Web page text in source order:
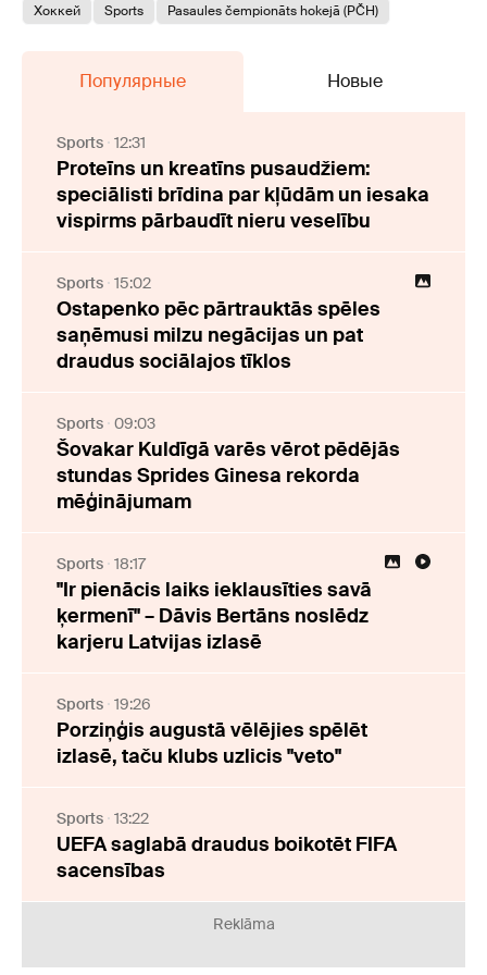
Хоккей Sports Pasaules čempionāts hokejā (PČH)
Популярные Новые
Sports 12:31
Proteīns un kreatīns pusaudžiem:
speciālisti brīdina par kļūdām un iesaka
vispirms pārbaudīt nieru veselību
Sports 15:02
Ostapenko pēc pārtrauktās spēles
saņēmusi milzu negācijas un pat
draudus sociālajos tīklos
Sports 09:03
Šovakar Kuldīgā varēs vērot pēdējās
stundas Sprides Ginesa rekorda
mēģinājumam
Sports 18:17
"Ir pienācis laiks ieklausīties savā
ķermenī" – Dāvis Bertāns noslēdz
karjeru Latvijas izlasē
Sports 19:26
Porziņģis augustā vēlējies spēlēt
izlasē, taču klubs uzlicis "veto"
Sports 13:22
UEFA saglabā draudus boikotēt FIFA
sacensības
Reklāma